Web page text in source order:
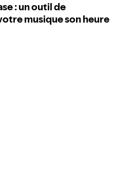
: un outil de
musique son heure